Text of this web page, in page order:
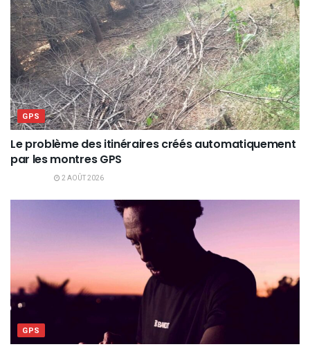
GPS
Le problème des itinéraires créés automatiquement
par les montres GPS
2 AOÛT 2026
GPS